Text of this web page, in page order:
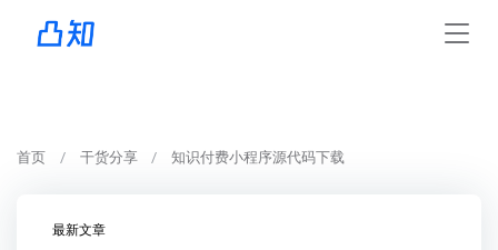
首页 干货分享 知识付费小程序源代码下载
最新文章